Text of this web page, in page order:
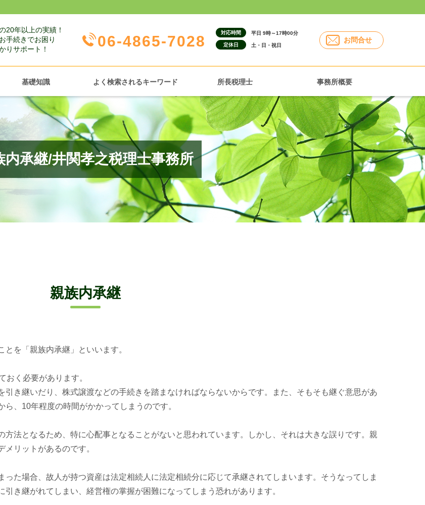
20年以上の実績！
手続きでお困り
りサポート！
06-4865-7028
対応時間 平日 9時～17時00分
定休日 土・日・祝日
お問合せ
基礎知識 よく検索されるキーワード 所長税理士 事務所概要
内承継/井関孝之税理士事務所
親族内承継
を「親族内承継」といいます。
おく必要があります。
き継いだり、株式譲渡などの手続きを踏まなければならないからです。また、そもそも継ぐ意思があ
、10年程度の時間がかかってしまうのです。
法となるため、特に心配事となることがないと思われています。しかし、それは大きな誤りです。親
リットがあるのです。
た場合、故人が持つ資産は法定相続人に法定相続分に応じて承継されてしまいます。そうなってしま
き継がれてしまい、経営権の掌握が困難になってしまう恐れがあります。